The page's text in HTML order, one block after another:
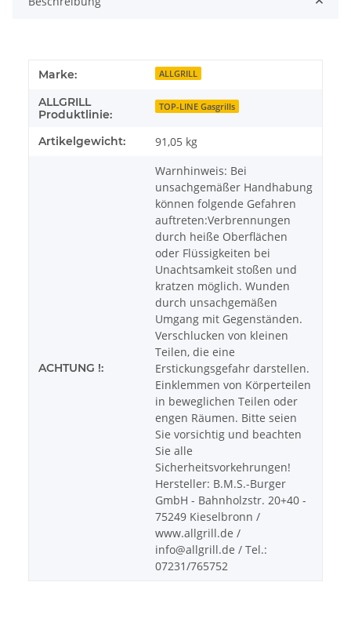
Marke: ALLGRILL
ALLGRILL
Produktlinie:
TOP-LINE Gasgrills
Artikelgewicht: 91,05 kg
ACHTUNG !:
Warnhinweis: Bei
unsachgemäßer Handhabung
können folgende Gefahren
auftreten:Verbrennungen
durch heiße Oberflächen
oder Flüssigkeiten bei
Unachtsamkeit stoßen und
kratzen möglich. Wunden
durch unsachgemäßen
Umgang mit Gegenständen.
Verschlucken von kleinen
Teilen, die eine
Erstickungsgefahr darstellen.
Einklemmen von Körperteilen
in beweglichen Teilen oder
engen Räumen. Bitte seien
Sie vorsichtig und beachten
Sie alle
Sicherheitsvorkehrungen!
Hersteller: B.M.S.-Burger
GmbH - Bahnholzstr. 20+40 -
75249 Kieselbronn /
www.allgrill.de /
info@allgrill.de / Tel.:
07231/765752